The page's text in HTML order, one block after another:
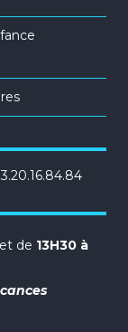
et de 13H30 à